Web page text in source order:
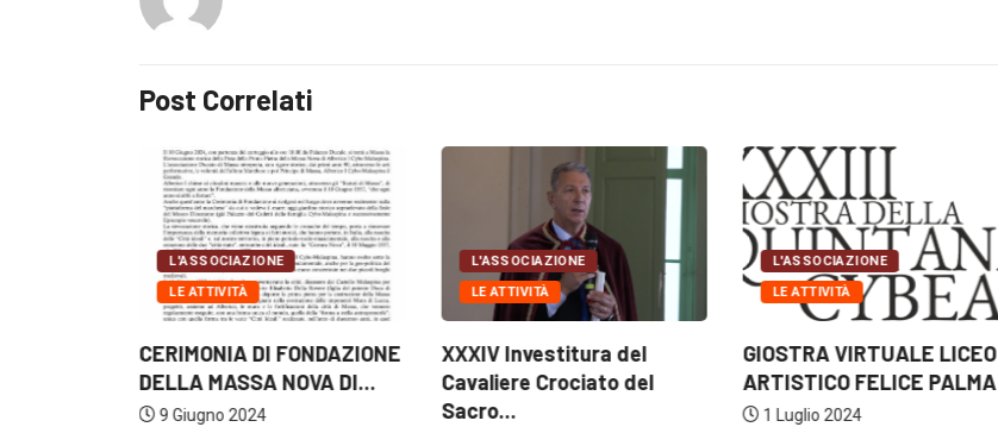
Post Correlati
L'ASSOCIAZIONE
LE ATTIVITÀ
CERIMONIA DI FONDAZIONE
DELLA MASSA NOVA DI...
9 Giugno 2024
L'ASSOCIAZIONE
LE ATTIVITÀ
XXXIV Investitura del
Cavaliere Crociato del
Sacro...
L'ASSOCIAZIONE
LE ATTIVITÀ
GIOSTRA VIRTUALE LICEO
ARTISTICO FELICE PALMA
1 Luglio 2024